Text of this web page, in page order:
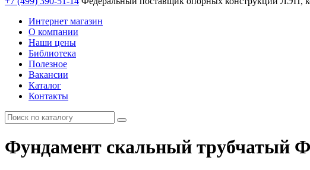
Интернет магазин
О компании
Наши цены
Библиотека
Полезное
Вакансии
Каталог
Контакты
Фундамент скальный трубчатый